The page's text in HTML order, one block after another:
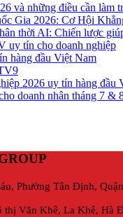
và những điều cần làm
Gia 2026: Cơ Hội
thời AI: Chiến lược
uy tín cho doanh nghiệp
hàng đầu Việt Nam
2026 uy tín hàng đầu
doanh nhân tháng 7 &
Phường Tân Định,
thị Văn Khê, La Khê, Hà